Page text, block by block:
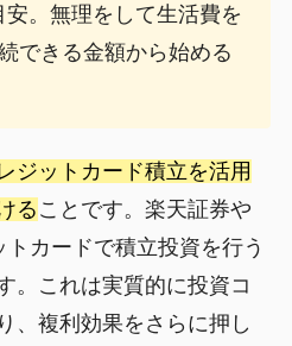
。無理をして生活費を
できる金額から始める
ジットカード積立を活用
ることです。楽天証券や
カードで積立投資を行う
。これは実質的に投資コ
、複利効果をさらに押し